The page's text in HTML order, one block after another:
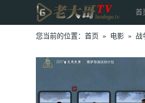
首
您当前的位置： 首页 » 电影 » 战